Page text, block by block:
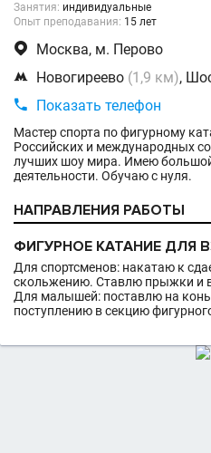
Занятия: индивидуальные
Опыт преподавания: 15 лет
 Москва, м. Перово
 Новогиреево (1,9 км),
 Показать телефон
Мастер спорта по фигурному
Российских и международных
лучших шоу мира. Имею
деятельности. Обучаю с нуля.
НАПРАВЛЕНИЯ РАБОТЫ
ФИГУРНОЕ КАТАНИЕ ДЛЯ
Для спортсменов: накатаю к
скольжению. Ставлю прыжки
Для малышей: поставлю на
поступлению в секцию